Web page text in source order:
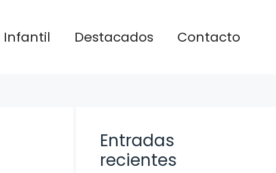
Infantil Destacados Contacto
Entradas
recientes